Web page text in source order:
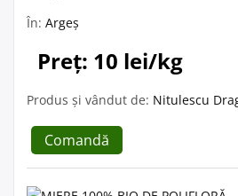
În: Argeș
Preț: 10 lei/kg
Produs și vândut de: Nitulescu
Comandă